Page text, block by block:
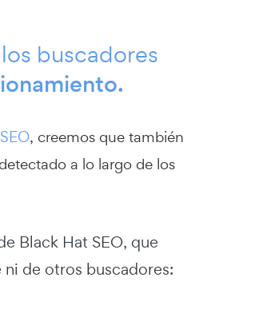
buscadores
, creemos que también
a lo largo de los
Black Hat SEO, que
de otros buscadores: